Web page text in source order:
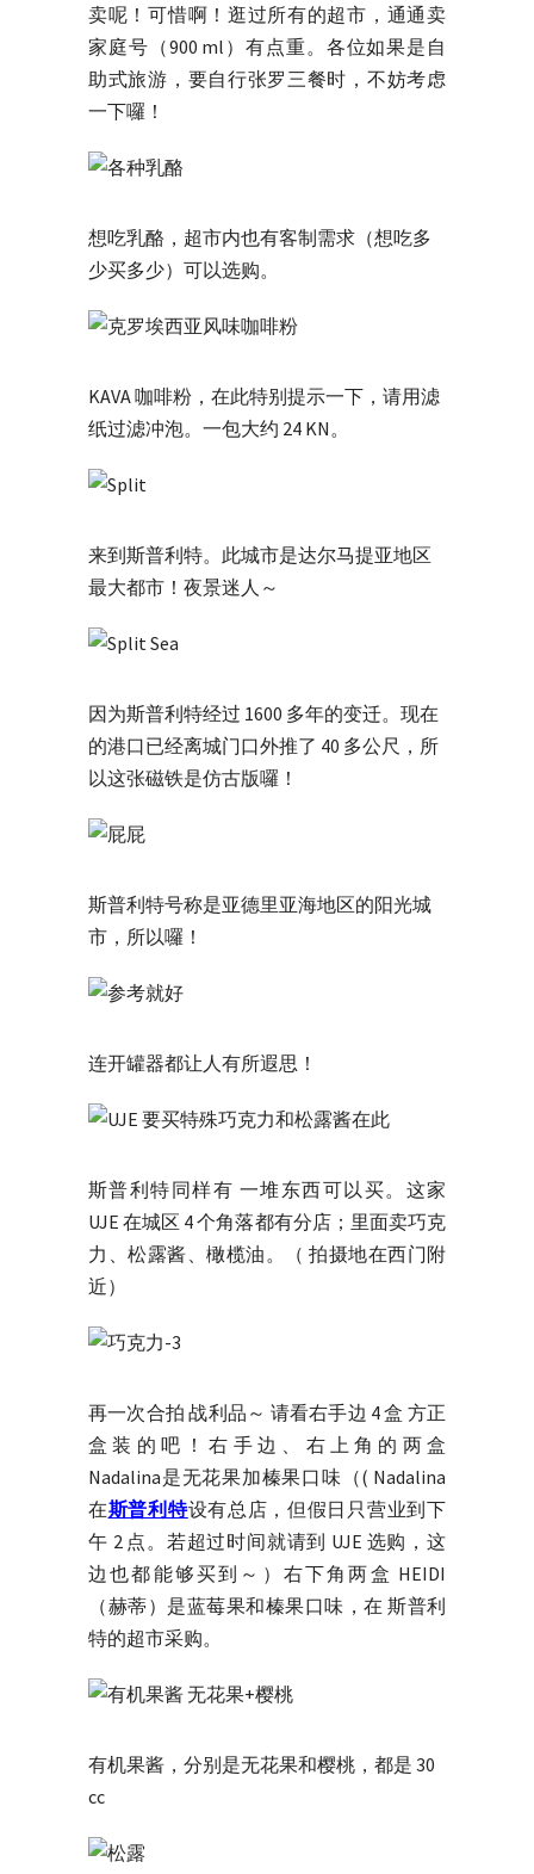
卖呢！可惜啊！逛过所有的超市，通通卖
家庭号（900 ml）有点重。各位如果是自
助式旅游，要自行张罗三餐时，不妨考虑
一下囉！
想吃乳酪，超市内也有客制需求（想吃多
少买多少）可以选购。
KAVA 咖啡粉，在此特别提示一下，请用滤
纸过滤冲泡。一包大约 24 KN。
来到斯普利特。此城市是达尔马提亚地区
最大都市！夜景迷人～
因为斯普利特经过 1600 多年的变迁。现在
的港口已经离城门口外推了 40 多公尺，所
以这张磁铁是仿古版囉！
斯普利特号称是亚德里亚海地区的阳光城
市，所以囉！
连开罐器都让人有所遐思！
斯普利特同样有 一堆东西可以买。这家
UJE 在城区 4 个角落都有分店；里面卖巧克
力、松露酱、橄榄油。（ 拍摄地在西门附
近）
再一次合拍 战利品～ 请看右手边 4 盒 方正
盒装的吧！右手边、右上角的两盒
Nadalina是无花果加榛果口味（( Nadalina
在斯普利特设有总店，但假日只营业到下
午 2 点。若超过时间就请到 UJE 选购，这
边也都能够买到～）右下角两盒 HEIDI
（赫蒂）是蓝莓果和榛果口味，在 斯普利
特的超市采购。
有机果酱，分别是无花果和樱桃，都是 30
cc